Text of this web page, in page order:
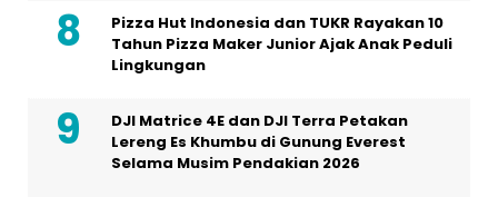
Pizza Hut Indonesia dan TUKR Rayakan 10
Tahun Pizza Maker Junior Ajak Anak Peduli
Lingkungan
DJI Matrice 4E dan DJI Terra Petakan
Lereng Es Khumbu di Gunung Everest
Selama Musim Pendakian 2026